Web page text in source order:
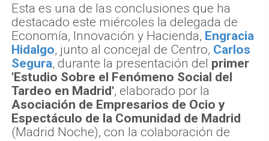
Esta es una de las conclusiones que ha
destacado este miércoles la delegada de
Economía, Innovación y Hacienda, Engracia
Hidalgo, junto al concejal de Centro, Carlos
Segura, durante la presentación del primer
'Estudio Sobre el Fenómeno Social del
Tardeo en Madrid', elaborado por la
Asociación de Empresarios de Ocio y
Espectáculo de la Comunidad de Madrid
(Madrid Noche), con la colaboración de